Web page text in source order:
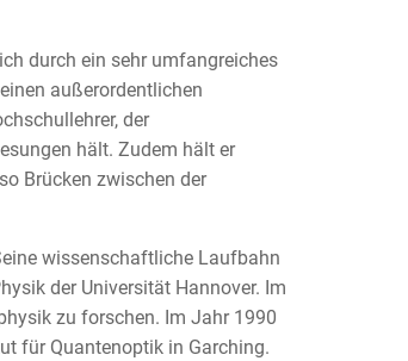
durch ein sehr umfangreiches
außerordentlichen
der
hält. Zudem hält er
Brücken zwischen der
wissenschaftliche Laufbahn
der Universität Hannover. Im
zu forschen. Im Jahr 1990
für Quantenoptik in Garching.